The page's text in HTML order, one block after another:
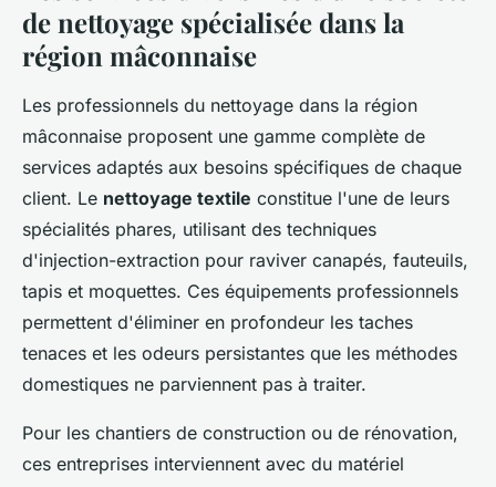
de nettoyage spécialisée dans la
région mâconnaise
Les professionnels du nettoyage dans la région
mâconnaise proposent une gamme complète de
services adaptés aux besoins spécifiques de chaque
client. Le nettoyage textile constitue l'une de leurs
spécialités phares, utilisant des techniques
d'injection-extraction pour raviver canapés, fauteuils,
tapis et moquettes. Ces équipements professionnels
permettent d'éliminer en profondeur les taches
tenaces et les odeurs persistantes que les méthodes
domestiques ne parviennent pas à traiter.
Pour les chantiers de construction ou de rénovation,
ces entreprises interviennent avec du matériel